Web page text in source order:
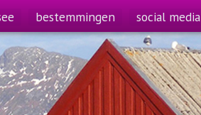
bestemmingen social media